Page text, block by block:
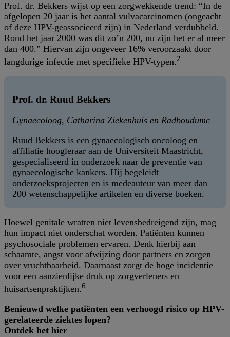
Prof. dr. Bekkers wijst op een zorgwekkende trend: “In de
afgelopen 20 jaar is het aantal vulvacarcinomen (ongeacht
of deze HPV-geassocieerd zijn) in Nederland verdubbeld.
Rond het jaar 2000 was dit zo’n 200, nu zijn het er al meer
dan 400.” Hiervan zijn ongeveer 16% veroorzaakt door
langdurige infectie met specifieke HPV-typen.2
Prof. dr. Ruud Bekkers
Gynaecoloog, Catharina Ziekenhuis en Radboudumc
Ruud Bekkers is een gynaecologisch oncoloog en
affiliatie hoogleraar aan de Universiteit Maastricht,
gespecialiseerd in onderzoek naar de preventie van
gynaecologische kankers. Hij begeleidt
onderzoeksprojecten en is medeauteur van meer dan
200 wetenschappelijke artikelen en diverse boeken.
Hoewel genitale wratten niet levensbedreigend zijn, mag
hun impact niet onderschat worden. Patiënten kunnen
psychosociale problemen ervaren. Denk hierbij aan
schaamte, angst voor afwijzing door partners en zorgen
over vruchtbaarheid. Daarnaast zorgt de hoge incidentie
voor een aanzienlijke druk op zorgverleners en
huisartsenpraktijken.6
Benieuwd welke patiënten een verhoogd risico op HPV-
gerelateerde ziektes lopen?
Ontdek het hier